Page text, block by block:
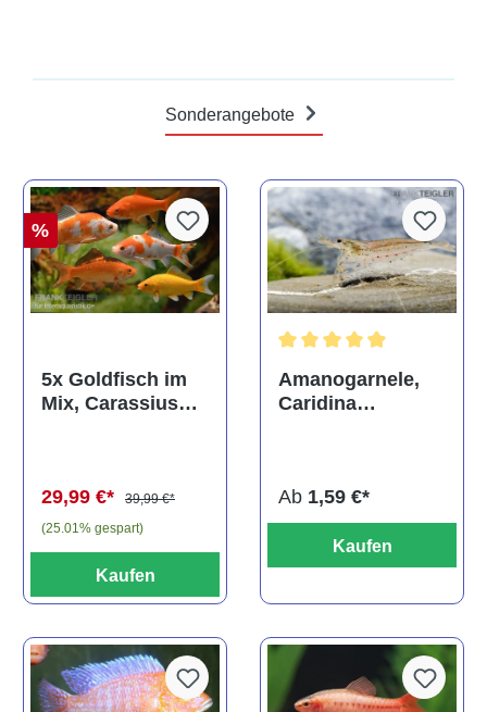
Sonderangebote
%
5x Goldfisch im
Mix, Carassius
29,99 €*
39,99 €*
(25.01% gespart)
Kaufen
Amanogarnele,
Caridina
Ab 1,59 €*
Kaufen